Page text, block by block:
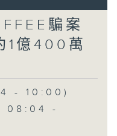
騙案
1億400萬
- 10:00)
08:04 -